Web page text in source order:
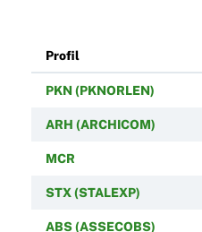
Profil
PKN (PKNORLEN)
ARH (ARCHICOM)
MCR
STX (STALEXP)
ABS (ASSECOBS)